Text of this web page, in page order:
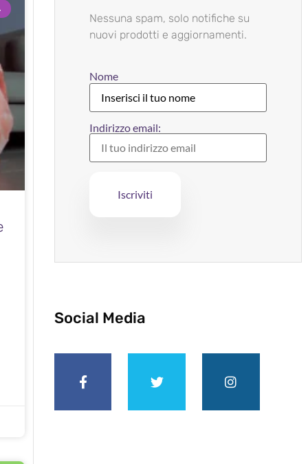
Nessuna spam, solo notifiche su
nuovi prodotti e aggiornamenti.
Nome
Indirizzo email:
Social Media